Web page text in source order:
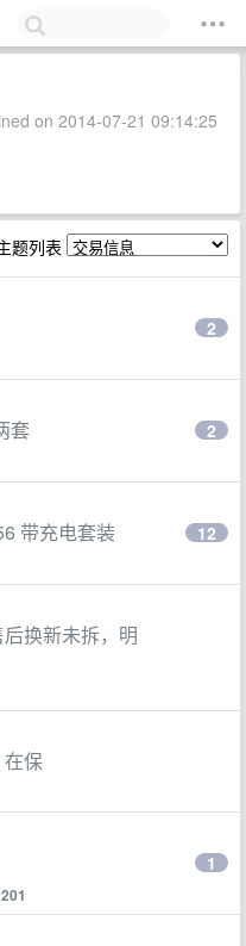
on 2014-07-21 09:14:25
题列表
2
套 2
带充电套装 12
换新未拆，明
保
1